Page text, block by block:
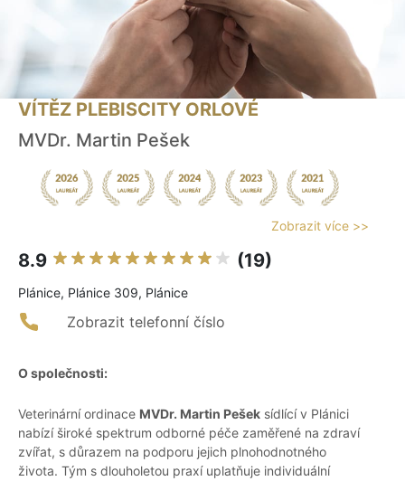
VÍTĚZ PLEBISCITY ORLOVÉ
MVDr. Martin Pešek
Zobrazit více >>
8.9 (19)
Plánice, Plánice 309, Plánice
Zobrazit telefonní číslo
O společnosti:
Veterinární ordinace MVDr. Martin Pešek sídlící v Plánici
nabízí široké spektrum odborné péče zaměřené na zdraví
zvířat, s důrazem na podporu jejich plnohodnotného
života. Tým s dlouholetou praxí uplatňuje individuální